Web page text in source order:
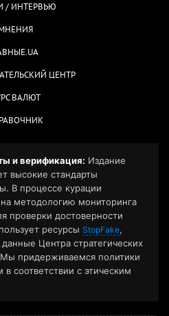
/ ИНТЕРВЬЮ
ЦЕНТР
ВАЛЮТ
и верификация: Издание
высокие стандарты
В процессе курации
методологию мониторинга
проверки достоверности
ресурсы StopFake,
Центра стратегических
придерживаемся политики
в соответствии с этическим